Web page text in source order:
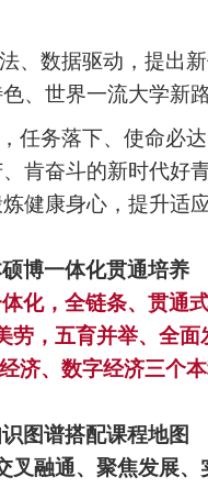
、数据驱动，提出
、世界一流大学新路
任务落下、使命必
肯奋斗的新时代好
健康身心，提升适
博一体化贯通培养
化，全链条、贯通
劳，五育并举、全面
济、数字经济三个
图谱搭配课程地图
叉融通、聚焦发展、